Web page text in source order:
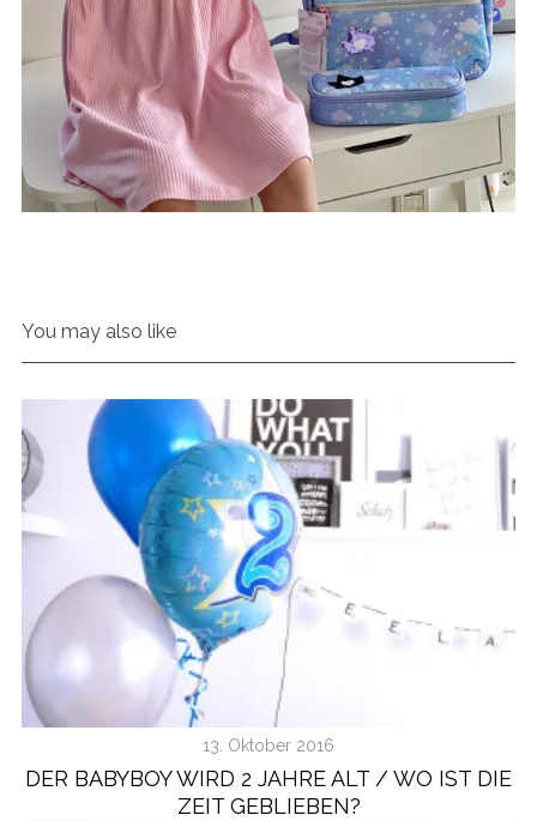
You may also like
13. Oktober 2016
DER BABYBOY WIRD 2 JAHRE ALT / WO IST DIE
ZEIT GEBLIEBEN?